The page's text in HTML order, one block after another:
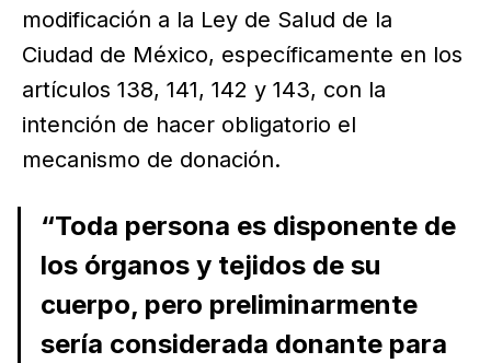
modificación a la Ley de Salud de la
Ciudad de México, específicamente en los
artículos 138, 141, 142 y 143, con la
intención de hacer obligatorio el
mecanismo de donación.
“Toda persona es disponente de
los órganos y tejidos de su
cuerpo, pero preliminarmente
sería considerada donante para